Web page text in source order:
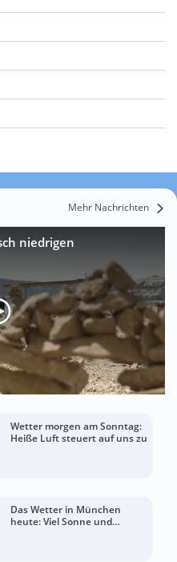
Mehr Nachrichten
niedrigen
Wetter morgen am Sonntag:
Heiße Luft steuert auf uns zu
Das Wetter in München
heute: Viel Sonne und